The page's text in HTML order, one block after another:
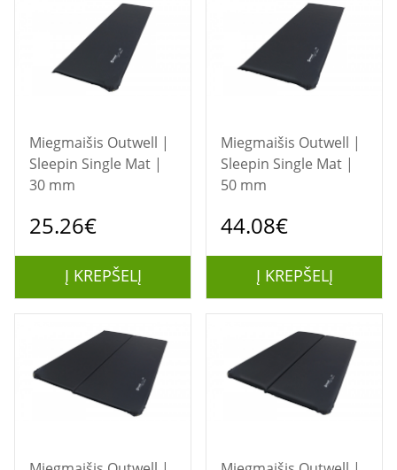
Miegmaišis Outwell |
Sleepin Single Mat |
30 mm
25.26€
Į KREPŠELĮ
Miegmaišis Outwell |
Sleepin Single Mat |
50 mm
44.08€
Į KREPŠELĮ